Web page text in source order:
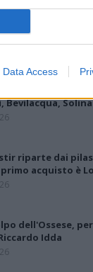
Data Access
Bevilacqua,
riparte dai
acquisto è
dell'Ossese,
Idda